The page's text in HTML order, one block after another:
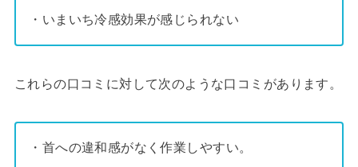
・いまいち冷感効果が感じられない
これらの口コミに対して次のような口コミがあります。
・首への違和感がなく作業しやすい。